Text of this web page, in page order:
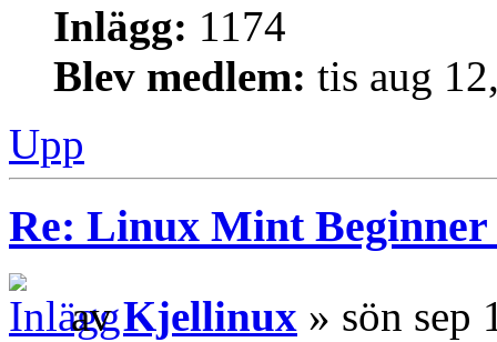
Inlägg: 1174
Blev medlem: tis aug
Upp
Re: Linux Mint Beginner
avKjellinux » sön sep